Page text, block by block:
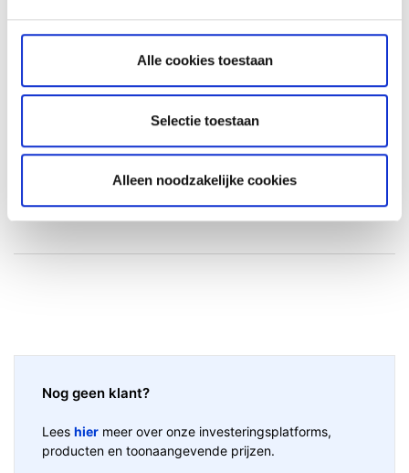
Alle cookies toestaan
Selectie toestaan
Alleen noodzakelijke cookies
FacebookLinkedIn
Was dit artikel nuttig?
Nog geen klant?
Lees hier meer over onze investeringsplatforms,
producten en toonaangevende prijzen.